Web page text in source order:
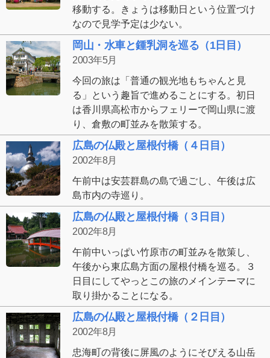
移動する。きょうは移動日という位置づけ
なので見学予定は少ない。
岡山・水車と鍾乳洞を巡る（1日目）
2003年5月
今回の旅は「普通の観光地もちゃんと見
る」という趣旨で進めることにする。初日
は香川県高松市からフェリーで岡山県に渡
り、倉敷の町並みを散策する。
広島の仏殿と屋根付橋（４日目）
2002年8月
午前中は安芸群島の島で過ごし、午後は広
島市内の寺巡り。
広島の仏殿と屋根付橋（３日目）
2002年8月
午前中いっぱい竹原市の町並みを散策し、
午後から東広島方面の屋根付橋を巡る。３
日目にしてやっとこの旅のメインテーマに
取り掛かることになる。
広島の仏殿と屋根付橋（２日目）
2002年8月
忠海町の背後に屏風のようにそびえる山岳